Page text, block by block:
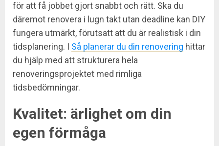
för att få jobbet gjort snabbt och rätt. Ska du
däremot renovera i lugn takt utan deadline kan DIY
fungera utmärkt, förutsatt att du är realistisk i din
tidsplanering. I Så planerar du din renovering hittar
du hjälp med att strukturera hela
renoveringsprojektet med rimliga
tidsbedömningar.
Kvalitet: ärlighet om din
egen förmåga